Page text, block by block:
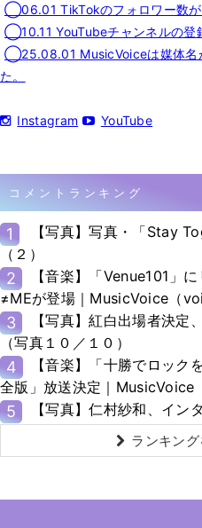
◯06.01 TikTokのフォロワー数が
◯10.11 YouTubeチャンネルの登
◯25.08.01 MusicVoiceは媒体名
た。
Instagram YouTube
コメントランキング
1
【写真】写真・「Stay
（２）
2
【音楽】「Venue101」
≠MEが登場｜MusicVoice（
3
【写真】紅白出場者決定
（写真１０／１０）
4
【音楽】「十勝でロック
全版」放送決定｜MusicVoice
5 【写真】仁村紗和、イン
ランキン